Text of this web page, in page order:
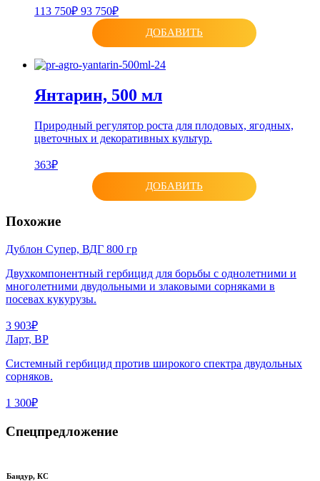
113 750₽ 93 750₽
ДОБАВИТЬ
Янтарин, 500 мл
Природный регулятор роста для плодовых, ягодных,
цветочных и декоративных культур.
363₽
ДОБАВИТЬ
Похожие
Дублон Супер, ВДГ 800 гр
Двухкомпонентный гербицид для борьбы с однолетними и
многолетними двудольными и злаковыми сорняками в
посевах кукурузы.
3 903₽
Ларт, ВР
Системный гербицид против широкого спектра двудольных
сорняков.
1 300₽
Спецпредложение
Бандур, КС